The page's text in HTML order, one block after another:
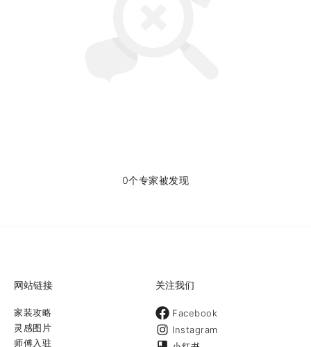
0个专家被发现
网站链接
家装攻略
灵感图片
师傅入驻
关注我们
Facebook
Instagram